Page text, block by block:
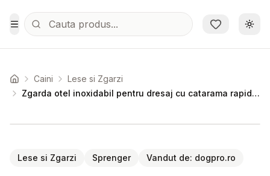
Sari la conținutul principal
Toggle Menu
Acasa Caini
Lese si Zgarzi
Zgarda otel inoxidabil pentru dresaj cu catarama rapida Hermann Sprenger - 52cm
Lese si Zgarzi Sprenger Vandut de: dogpro.ro